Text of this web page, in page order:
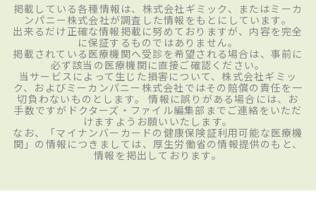
掲載している各種情報は、株式会社ギミック、またはミーカ
ンパニー株式会社が調査した情報をもとにしています。
出来るだけ正確な情報掲載に努めておりますが、内容を完全
に保証するものではありません。
掲載されている医療機関へ受診を希望される場合は、事前に
必ず該当の医療機関に直接ご確認ください。
当サービスによって生じた損害について、株式会社ギミッ
ク、およびミーカンパニー株式会社ではその賠償の責任を一
切負わないものとします。 情報に誤りがある場合には、お
手数ですがドクターズ・ファイル編集部までご連絡をいただ
けますようお願いいたします。
なお、「マイナンバーカードの健康保険証利用可能な医療機
関」の情報につきましては、厚生労働省の情報提供のもと、
情報を掲出しております。